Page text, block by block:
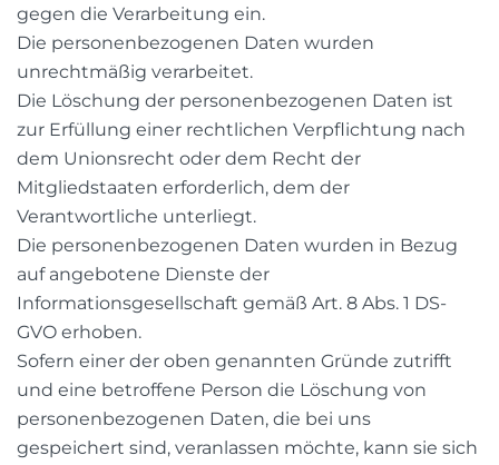
gegen die Verarbeitung ein.
Die personenbezogenen Daten wurden
unrechtmäßig verarbeitet.
Die Löschung der personenbezogenen Daten ist
zur Erfüllung einer rechtlichen Verpflichtung nach
dem Unionsrecht oder dem Recht der
Mitgliedstaaten erforderlich, dem der
Verantwortliche unterliegt.
Die personenbezogenen Daten wurden in Bezug
auf angebotene Dienste der
Informationsgesellschaft gemäß Art. 8 Abs. 1 DS-
GVO erhoben.
Sofern einer der oben genannten Gründe zutrifft
und eine betroffene Person die Löschung von
personenbezogenen Daten, die bei uns
gespeichert sind, veranlassen möchte, kann sie sich